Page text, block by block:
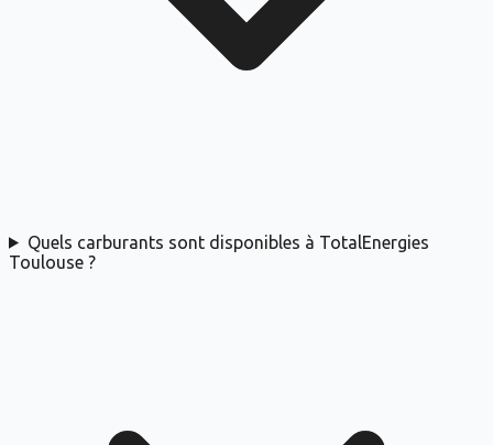
Quels carburants sont disponibles à TotalEnergies
Toulouse ?